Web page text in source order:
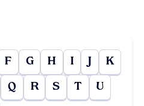
F G H I J K
Q R S T U